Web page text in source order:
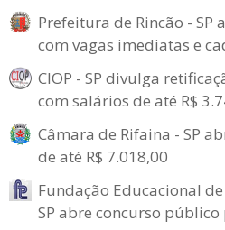
Prefeitura de Rincão -
com vagas imediatas e
CIOP - SP divulga
com salários de até R$
Câmara de Rifaina - SP
de até R$ 7.018,00
Fundação Educacional de
SP abre concurso